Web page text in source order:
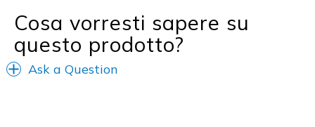
Sizing
Feels true to size
Cosa vorresti sapere su
questo prodotto?
Ask a Question